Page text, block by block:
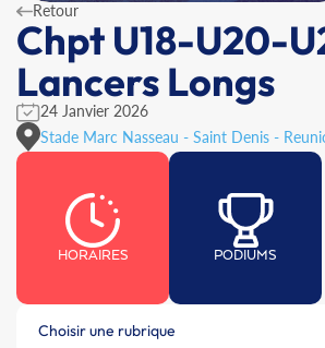
Retour
Chpt U18-U20-
Lancers Longs
24 Janvier 2026
Stade Marc Nasseau - Saint Denis -
HORAIRES PODIUMS
Choisir une rubrique